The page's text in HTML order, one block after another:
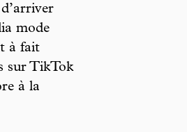
mode
à fait
sur TikTok
à la